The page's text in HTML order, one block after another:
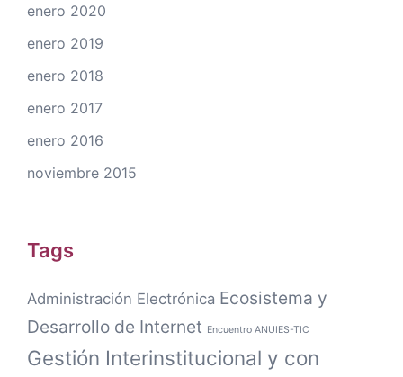
enero 2020
enero 2019
enero 2018
enero 2017
enero 2016
noviembre 2015
Tags
Administración Electrónica Ecosistema y
Desarrollo de Internet Encuentro ANUIES-TIC
Gestión Interinstitucional y con